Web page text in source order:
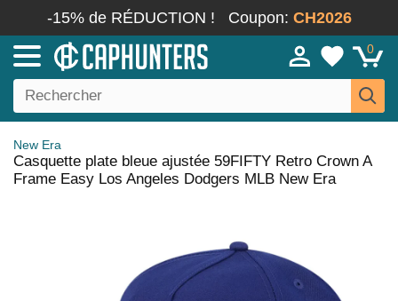
-15% de RÉDUCTION ! Coupon: CH2026
0
New Era
Casquette plate bleue ajustée 59FIFTY Retro Crown A
Frame Easy Los Angeles Dodgers MLB New Era